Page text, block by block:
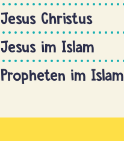
Jesus Christus
Jesus im Islam
Propheten im Islam